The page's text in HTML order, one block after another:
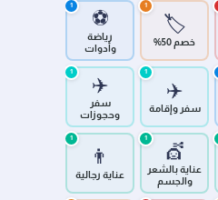
🏷️
خصم 50%
1
⚽
رياضة
وأدوات
1
✈️
سفر وإقامة
1
✈️
سفر
وحجوزات
1
💇
عناية بالشعر
والجسم
1
👨
عناية رجالية
1